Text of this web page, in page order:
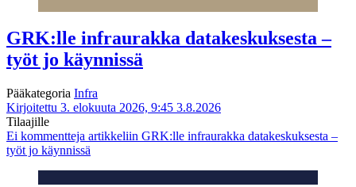
GRK:lle infraurakka datakeskuksesta –
työt jo käynnissä
Pääkategoria Infra
Kirjoitettu 3. elokuuta 2026, 9:45 3.8.2026
Tilaajille
Ei kommentteja artikkeliin GRK:lle infraurakka datakeskuksesta –
työt jo käynnissä